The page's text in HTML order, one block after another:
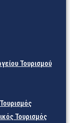
Τουρισμού
Τουρισμός